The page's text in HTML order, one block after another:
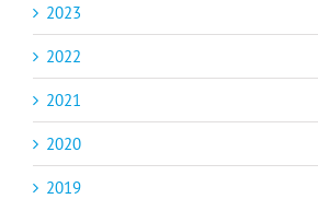
2023
2022
2021
2020
2019